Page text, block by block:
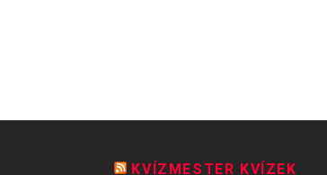
KVÍZMESTER KVÍZEK